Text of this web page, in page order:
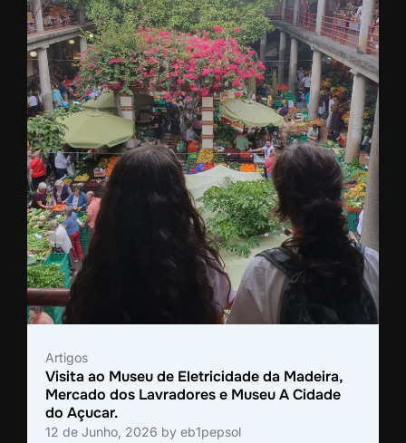
Artigos
Visita ao Museu de Eletricidade da Madeira,
Mercado dos Lavradores e Museu A Cidade
do Açucar.
12 de Junho, 2026 by eb1pepsol